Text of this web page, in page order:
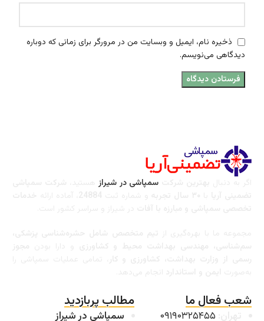
ذخیره نام، ایمیل و وبسایت من در مرورگر برای زمانی که دوباره
دیدگاهی می‌نویسم.
سمپاشی در شیراز
شعب فعال ما
۰۹۱۹۰۳۲۵۴۵۵
مطالب پربازدید
سمپاشی در شیراز